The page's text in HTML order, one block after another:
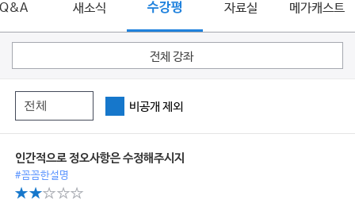
새소식 수강평 자료실 메가캐스트
전체 강좌
비공개 제외
인간적으로 정오사항은 수정해주시지
#꼼꼼한설명